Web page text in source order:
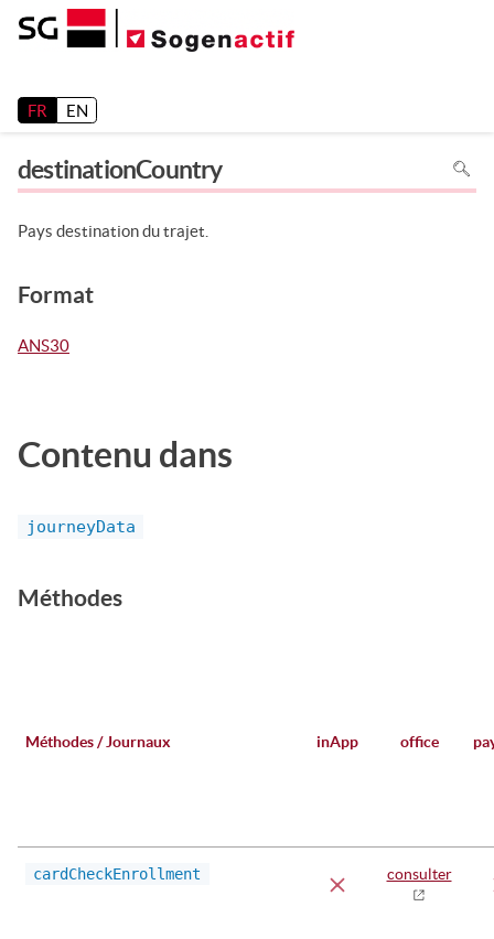
FR EN
destinationCountry
Pour
la
Pays destination du trajet.
Format
ANS30
Contenu dans
journeyData
Méthodes
Méthodes / Journaux inApp office
cardCheckEnrollment consulter